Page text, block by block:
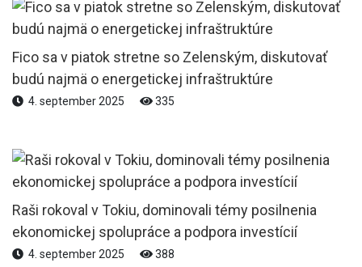
Fico sa v piatok stretne so Zelenským, diskutovať
budú najmä o energetickej infraštruktúre
4. september 2025 335
Raši rokoval v Tokiu, dominovali témy posilnenia
ekonomickej spolupráce a podpora investícií
4. september 2025 388